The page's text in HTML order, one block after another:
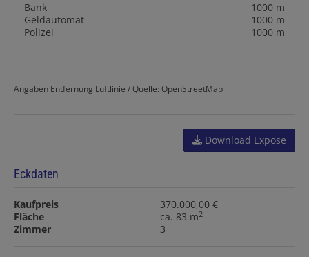
Bank
1000 m
Geldautomat
1000 m
Polizei
1000 m
Angaben Entfernung Luftlinie / Quelle: OpenStreetMap
Download Expose
Eckdaten
Kaufpreis
370.000,00 €
Fläche
ca. 83 m2
Zimmer 3